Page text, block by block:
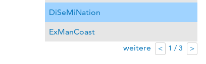
DiSeMiNation
ExManCoast
weitere
< 1 / 3 >